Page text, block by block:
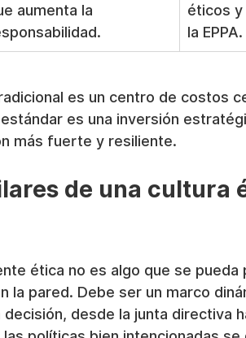
aumenta la
éticos y
la EPPA.
es un centro de costos
es una inversión
más fuerte y resiliente.
de una cultura
ética no es algo que se pueda
la pared. Debe ser un marco
desde la junta directiva